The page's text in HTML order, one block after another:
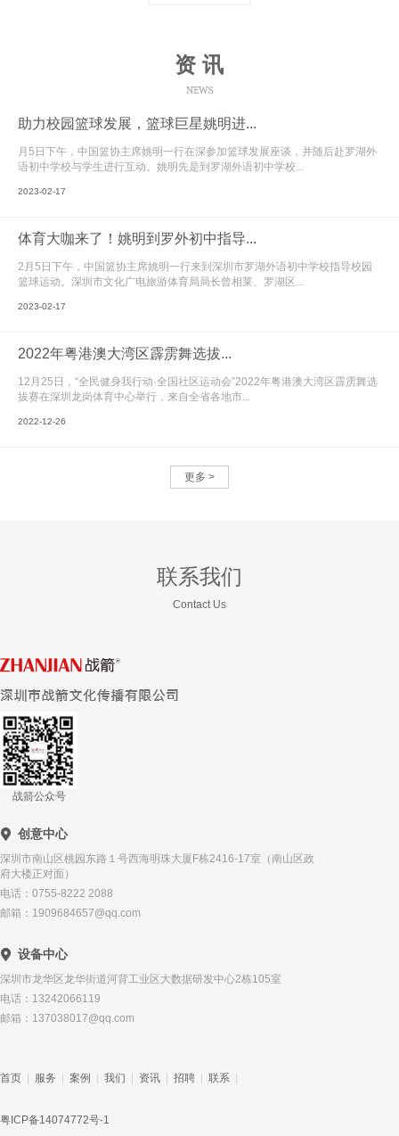
资 讯
NEWS
助力校园篮球发展，篮球巨星姚明进...
月5日下午，中国篮协主席姚明一行在深参加篮球发展座谈，并随后赴罗湖外
语初中学校与学生进行互动。姚明先是到罗湖外语初中学校...
2023-02-17
体育大咖来了！姚明到罗外初中指导...
2月5日下午，中国篮协主席姚明一行来到深圳市罗湖外语初中学校指导校园
篮球运动。深圳市文化广电旅游体育局局长曾相莱、罗湖区...
2023-02-17
2022年粤港澳大湾区霹雳舞选拔...
12月25日，“全民健身我行动·全国社区运动会”2022年粤港澳大湾区霹雳舞选
拔赛在深圳龙岗体育中心举行，来自全省各地市...
2022-12-26
更多 >
联系我们
Contact Us
战箭公众号
创意中心
深圳市南山区桃园东路１号西海明珠大厦F栋2416-17室（南山区政
府大楼正对面）
电话：0755-8222 2088
邮箱：1909684657@qq.com
设备中心
深圳市龙华区龙华街道河背工业区大数据研发中心2栋105室
电话：13242066119
邮箱：137038017@qq.com
首页 | 服务 | 案例 | 我们 | 资讯 | 招聘 | 联系 |
粤ICP备14074772号-1